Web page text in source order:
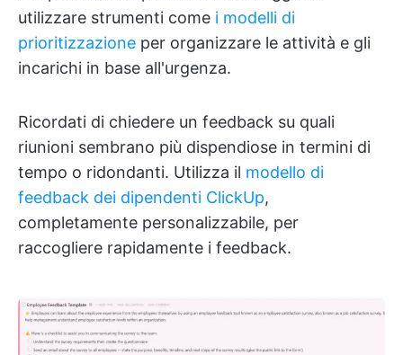
utilizzare strumenti come i modelli di
prioritizzazione per organizzare le attività e gli
incarichi in base all'urgenza.
Ricordati di chiedere un feedback su quali
riunioni sembrano più dispendiose in termini di
tempo o ridondanti. Utilizza il modello di
feedback dei dipendenti ClickUp,
completamente personalizzabile, per
raccogliere rapidamente i feedback.